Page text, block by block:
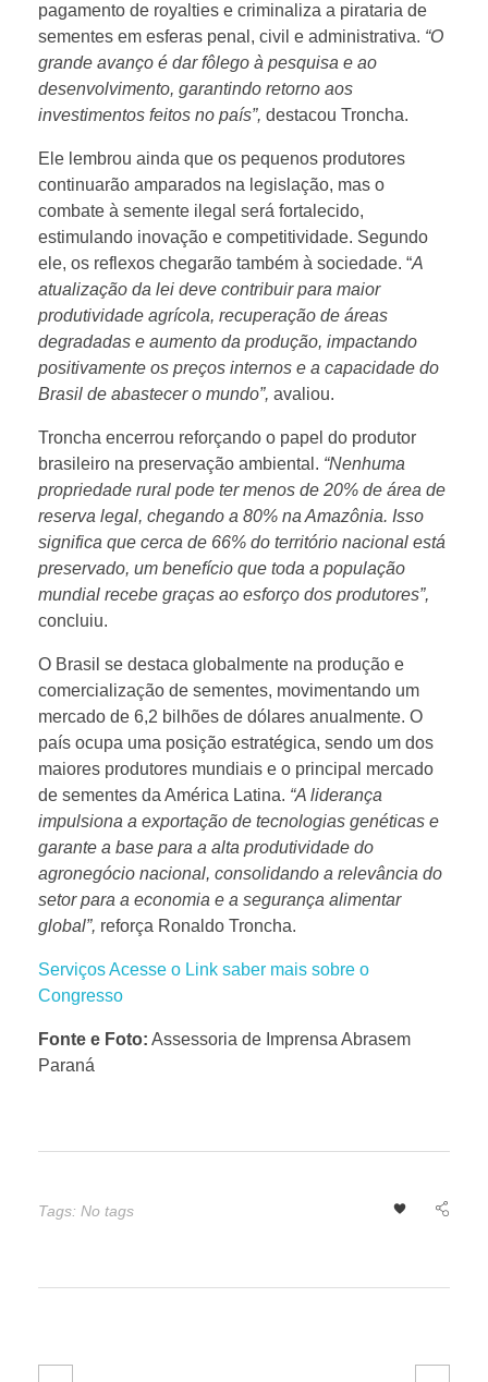
n
t
e
g
r
a
ç
ã
o
h
i
s
t
ó
r
i
c
a
r
e
pagamento de royalties e criminaliza a pirataria de
sementes em esferas penal, civil e administrativa. “O
grande avanço é dar fôlego à pesquisa e ao
desenvolvimento, garantindo retorno aos
investimentos feitos no país”, destacou Troncha.
Ele lembrou ainda que os pequenos produtores
continuarão amparados na legislação, mas o
combate à semente ilegal será fortalecido,
estimulando inovação e competitividade. Segundo
ele, os reflexos chegarão também à sociedade. “A
atualização da lei deve contribuir para maior
produtividade agrícola, recuperação de áreas
degradadas e aumento da produção, impactando
positivamente os preços internos e a capacidade do
Brasil de abastecer o mundo”, avaliou.
Troncha encerrou reforçando o papel do produtor
brasileiro na preservação ambiental. “Nenhuma
propriedade rural pode ter menos de 20% de área de
reserva legal, chegando a 80% na Amazônia. Isso
significa que cerca de 66% do território nacional está
preservado, um benefício que toda a população
mundial recebe graças ao esforço dos produtores”,
concluiu.
O Brasil se destaca globalmente na produção e
comercialização de sementes, movimentando um
mercado de 6,2 bilhões de dólares anualmente. O
país ocupa uma posição estratégica, sendo um dos
maiores produtores mundiais e o principal mercado
de sementes da América Latina. “A liderança
impulsiona a exportação de tecnologias genéticas e
garante a base para a alta produtividade do
agronegócio nacional, consolidando a relevância do
setor para a economia e a segurança alimentar
global”, reforça Ronaldo Troncha.
Serviços Acesse o Link saber mais sobre o
Congresso
Fonte e Foto: Assessoria de Imprensa Abrasem
Paraná
Tags: No tags